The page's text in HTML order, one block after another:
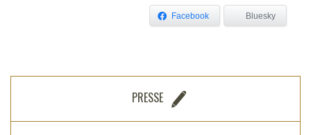
Facebook Bluesky
PRESSE